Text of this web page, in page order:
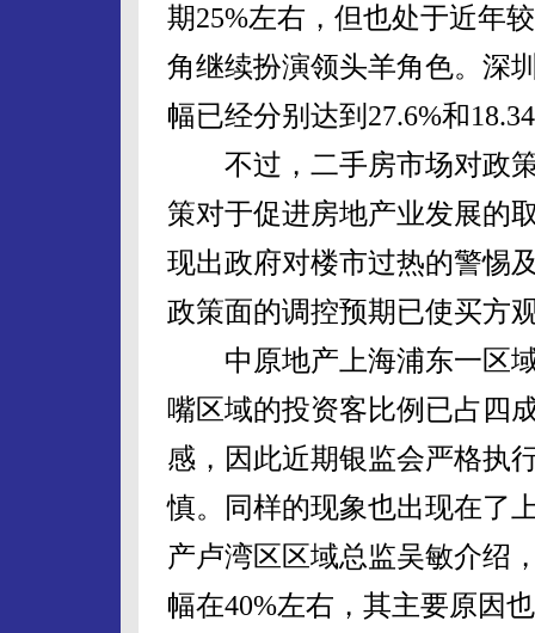
期25%左右，但也处于近年
角继续扮演领头羊角色。深
幅已经分别达到27.6%和
不过，二手房市场对政策
策对于促进房地产业发展的
现出政府对楼市过热的警惕
政策面的调控预期已使买方
中原地产上海浦东一区域
嘴区域的投资客比例已占四
感，因此近期银监会严格执
慎。同样的现象也出现在了
产卢湾区区域总监吴敏介绍
幅在40%左右，其主要原因